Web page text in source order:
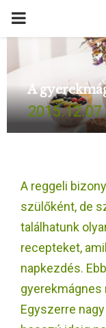
P
I
M
R
M
A
2015.12.07.
A reggeli
szülőként, de
találhatunk
recepteket,
napkezdés.
Egyszerre